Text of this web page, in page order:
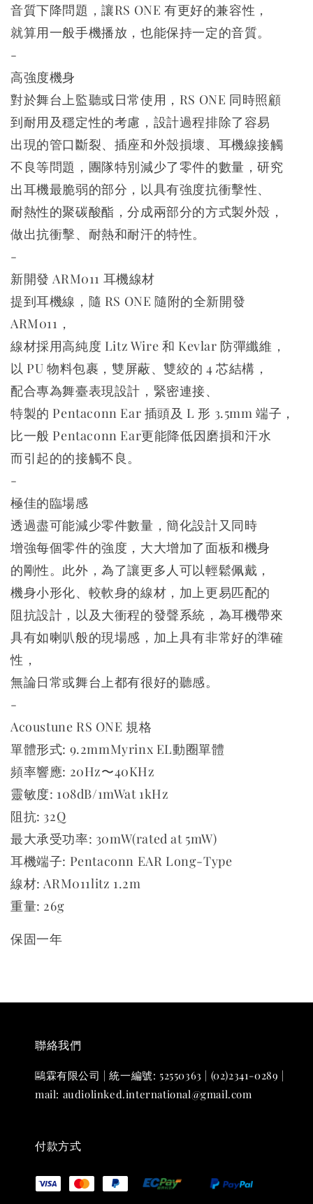
音質下降問題，讓RS ONE 有更好的兼容性，
就算用一般手機播放，也能保持一定的音質。
-
高強度機身
對於舞台上監聽或日常使用，RS ONE 同時照顧
到耐用及穩定性的考慮，設計過程排除了容易
出現的管口斷裂、插座和外殼損壞、耳機線接觸
不良等問題，團隊特別減少了零件的數量，研究
出耳機最脆弱的部分，以具有強度抗衝擊性、
耐熱性的聚碳酸酯，分成兩部分的方式製外殼，
做出抗衝擊、耐熱和耐汗的特性。
-
新開發 ARM011 耳機線材
提到耳機線，隨 RS ONE 隨附的全新開發
ARM011，
線材採用高純度 Litz Wire 和 Kevlar 防彈纖維，
以 PU 物料包裹，雙屏蔽、雙絞的 4 芯結構，
配合專為舞臺表現設計，緊密連接、
特製的 Pentaconn Ear 插頭及 L 形 3.5mm 端子，
比一般 Pentaconn Ear更能降低因磨損和汗水
而引起的的接觸不良。
-
極佳的臨場感
透過盡可能減少零件數量，簡化設計又同時
增強每個零件的強度，大大增加了面板和機身
的剛性。此外，為了讓更多人可以輕鬆佩戴，
機身小形化、較軟身的線材，加上更易匹配的
阻抗設計，以及大衝程的發聲系統，為耳機帶來
具有如喇叭般的現場感，加上具有非常好的準確
性，
無論日常或舞台上都有很好的聽感。
-
Acoustune RS ONE 規格
單體形式: 9.2mmMyrinx EL動圈單體
頻率響應: 20Hz〜40KHz
靈敏度: 108dB/1mWat 1kHz
阻抗: 32Q
最大承受功率: 30mW(rated at 5mW)
耳機端子: Pentaconn EAR Long-Type
線材: ARM011litz 1.2m
重量: 26g
保固一年
聯絡我們
鷗霖有限公司 | 統一編號: 52550363 | (02)2341-0289 |
mail: audiolinked.international@gmail.com
付款方式